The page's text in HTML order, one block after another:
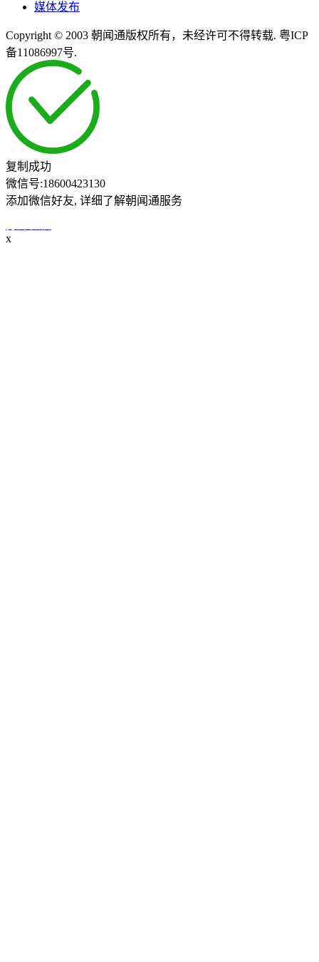
媒体发布
Copyright © 2003 朝闻通版权所有，未经许可不得转载. 粤ICP
备11086997号.
复制成功
微信号:18600423130
添加微信好友, 详细了解朝闻通服务
x